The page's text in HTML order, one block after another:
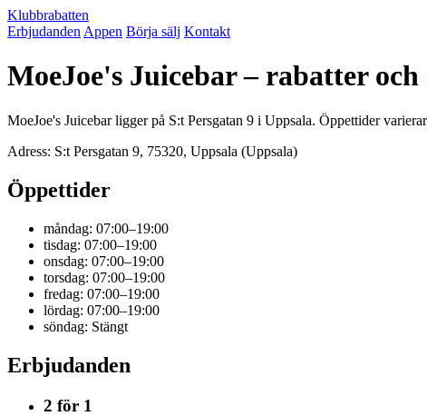
Klubbrabatten
Erbjudanden Appen Börja sälj Kontakt
MoeJoe's Juicebar – rabatter
MoeJoe's Juicebar ligger på S:t Persgatan 9 i Uppsala. Öppettider
Adress: S:t Persgatan 9, 75320, Uppsala (Uppsala)
Öppettider
måndag: 07:00–19:00
tisdag: 07:00–19:00
onsdag: 07:00–19:00
torsdag: 07:00–19:00
fredag: 07:00–19:00
lördag: 07:00–19:00
söndag: Stängt
Erbjudanden
2 för 1